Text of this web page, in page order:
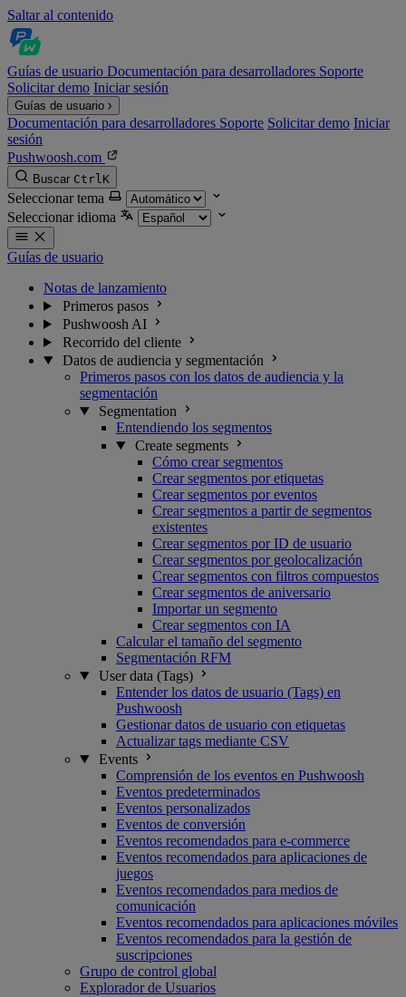
Saltar al contenido
Guías de usuario Documentación para desarrolladores Soporte
Solicitar demo Iniciar sesión
Guías de usuario
Documentación para desarrolladores Soporte Solicitar demo Iniciar
sesión
Pushwoosh.com
Buscar CtrlK
Seleccionar tema
Seleccionar idioma
Guías de usuario
Notas de lanzamiento
Primeros pasos
Pushwoosh AI
Recorrido del cliente
Datos de audiencia y segmentación
Primeros pasos con los datos de audiencia y la
segmentación
Segmentation
Entendiendo los segmentos
Create segments
Cómo crear segmentos
Crear segmentos por etiquetas
Crear segmentos por eventos
Crear segmentos a partir de segmentos
existentes
Crear segmentos por ID de usuario
Crear segmentos por geolocalización
Crear segmentos con filtros compuestos
Crear segmentos de aniversario
Importar un segmento
Crear segmentos con IA
Calcular el tamaño del segmento
Segmentación RFM
User data (Tags)
Entender los datos de usuario (Tags) en
Pushwoosh
Gestionar datos de usuario con etiquetas
Actualizar tags mediante CSV
Events
Comprensión de los eventos en Pushwoosh
Eventos predeterminados
Eventos personalizados
Eventos de conversión
Eventos recomendados para e-commerce
Eventos recomendados para aplicaciones de
juegos
Eventos recomendados para medios de
comunicación
Eventos recomendados para aplicaciones móviles
Eventos recomendados para la gestión de
suscripciones
Grupo de control global
Explorador de Usuarios